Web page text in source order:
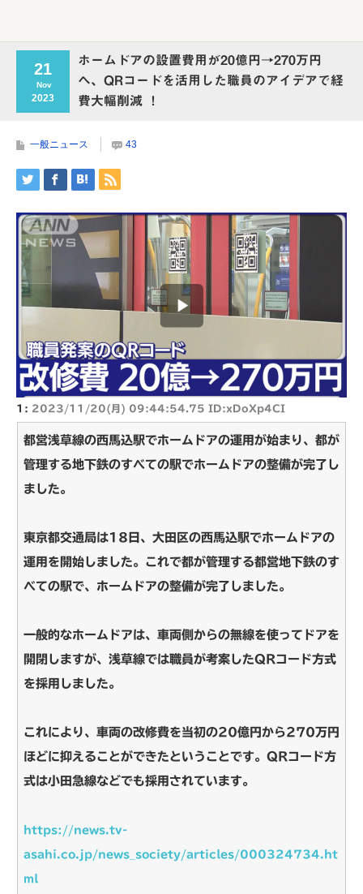
21
Nov
2023
ホームドアの設置費用が20億円→270万円
へ、QRコードを活用した職員のアイデアで経
費大幅削減 ！
一般ニュース 43
1: 2023/11/20(月) 09:44:54.75 ID:xDoXp4CI
都営浅草線の西馬込駅でホームドアの運用が始まり、都が
管理する地下鉄のすべての駅でホームドアの整備が完了し
ました。
東京都交通局は18日、大田区の西馬込駅でホームドアの
運用を開始しました。これで都が管理する都営地下鉄のす
べての駅で、ホームドアの整備が完了しました。
一般的なホームドアは、車両側からの無線を使ってドアを
開閉しますが、浅草線では職員が考案したQRコード方式
を採用しました。
これにより、車両の改修費を当初の20億円から270万円
ほどに抑えることができたということです。QRコード方
式は小田急線などでも採用されています。
https://news.tv-
asahi.co.jp/news_society/articles/000324734.ht
ml